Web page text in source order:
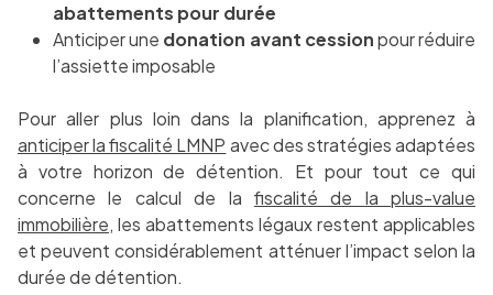
abattements pour durée
Anticiper une donation avant cessionpour réduire
l’assiette imposable
Pour aller plus loin dans la planification, apprenez à
anticiper la fiscalité LMNP avec des stratégies adaptées
à votre horizon de détention. Et pour tout ce qui
concerne le calcul de la fiscalité de la plus-value
immobilière, les abattements légaux restent applicables
et peuvent considérablement atténuer l’impact selon la
durée de détention.